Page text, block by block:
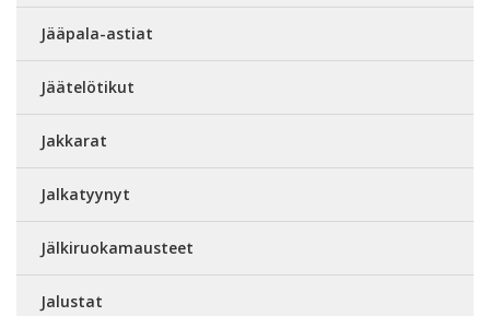
Jääpala-astiat
Jäätelötikut
Jakkarat
Jalkatyynyt
Jälkiruokamausteet
Jalustat